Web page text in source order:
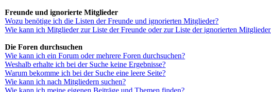
Freunde und ignorierte Mitglieder
Wozu benötige ich die Listen der Freunde und ignorierten Mitglieder?
Wie kann ich Mitglieder zur Liste der Freunde oder zur Liste der ignorierten
Die Foren durchsuchen
Wie kann ich ein Forum oder mehrere Foren durchsuchen?
Weshalb erhalte ich bei der Suche keine Ergebnisse?
Warum bekomme ich bei der Suche eine leere Seite?
Wie kann ich nach Mitgliedern suchen?
Wie kann ich meine eigenen Beiträge und Themen finden?